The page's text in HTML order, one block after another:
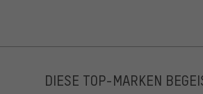
DIESE TOP-MARKEN